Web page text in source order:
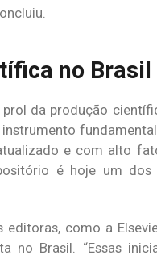
no Brasil
da produção
e com alto
é hoje um dos
como a
no Brasil. “Essas